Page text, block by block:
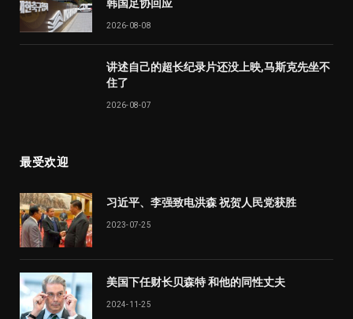
韩国足协回应
2026-08-08
讲述自己的超长纪录片还没上映,马斯克先坐不
住了
2026-08-07
最受欢迎
习近平、李强致电洪森 祝贺人民党获胜
2023-07-25
美国下任财长贝森特 和他的同性丈夫
2024-11-25